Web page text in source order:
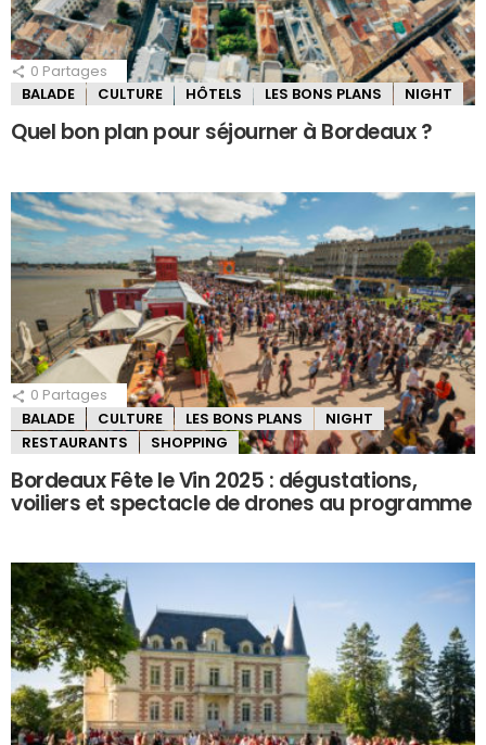
0 Partages
BALADE
CULTURE HÔTELS LES BONS PLANS NIGHT
Quel bon plan pour séjourner à Bordeaux ?
0 Partages
BALADE
CULTURE LES BONS PLANS
NIGHT
RESTAURANTS
SHOPPING
Bordeaux Fête le Vin 2025 : dégustations,
voiliers et spectacle de drones au programme